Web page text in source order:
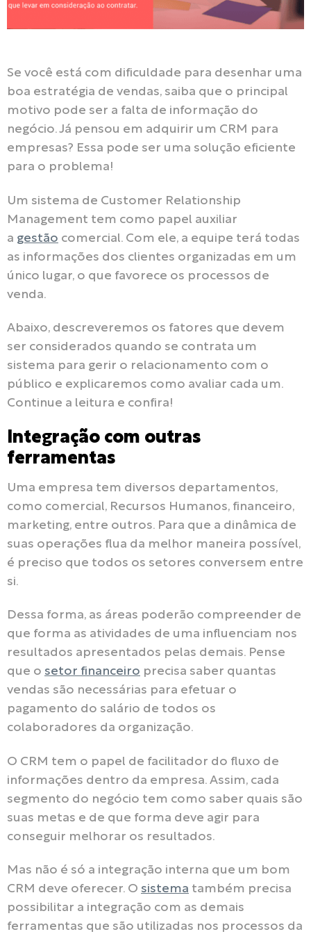
Se você está com dificuldade para desenhar uma
boa estratégia de vendas, saiba que o principal
motivo pode ser a falta de informação do
negócio. Já pensou em adquirir um CRM para
empresas? Essa pode ser uma solução eficiente
para o problema!
Um sistema de Customer Relationship
Management tem como papel auxiliar
a gestão comercial. Com ele, a equipe terá todas
as informações dos clientes organizadas em um
único lugar, o que favorece os processos de
venda.
Abaixo, descreveremos os fatores que devem
ser considerados quando se contrata um
sistema para gerir o relacionamento com o
público e explicaremos como avaliar cada um.
Continue a leitura e confira!
Integração com outras
ferramentas
Uma empresa tem diversos departamentos,
como comercial, Recursos Humanos, financeiro,
marketing, entre outros. Para que a dinâmica de
suas operações flua da melhor maneira possível,
é preciso que todos os setores conversem entre
si.
Dessa forma, as áreas poderão compreender de
que forma as atividades de uma influenciam nos
resultados apresentados pelas demais. Pense
que o setor financeiro precisa saber quantas
vendas são necessárias para efetuar o
pagamento do salário de todos os
colaboradores da organização.
O CRM tem o papel de facilitador do fluxo de
informações dentro da empresa. Assim, cada
segmento do negócio tem como saber quais são
suas metas e de que forma deve agir para
conseguir melhorar os resultados.
Mas não é só a integração interna que um bom
CRM deve oferecer. O sistema também precisa
possibilitar a integração com as demais
ferramentas que são utilizadas nos processos da